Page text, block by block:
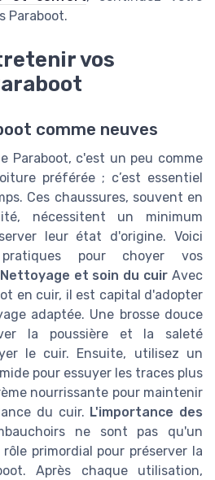
Paraboot.
vos
comme neuves
Paraboot, c'est un peu comme
préférée ; c’est essentiel
Ces chaussures, souvent en
nécessitent un minimum
leur état d'origine. Voici
pour choyer vos
Nettoyage et soin du cuir Avec
en cuir, il est capital d'adopter
adaptée. Une brosse douce
la poussière et la saleté
le cuir. Ensuite, utilisez un
pour essuyer les traces plus
nourrissante pour maintenir
du cuir. L'importance des
ne sont pas qu'un
primordial pour préserver la
Après chaque utilisation,